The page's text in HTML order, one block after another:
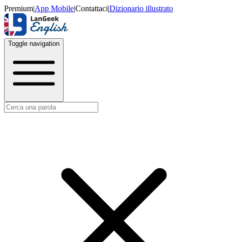
Premium|App Mobile|Contattaci|Dizionario illustrato
Toggle navigation